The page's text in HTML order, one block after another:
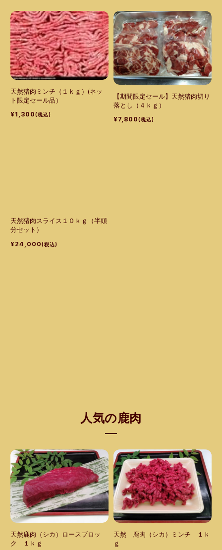
天然猪肉ミンチ（１ｋｇ）(ネッ
ト限定セール品）
¥1,300(税込)
【期間限定セール】天然猪肉切り
落とし（４ｋｇ）
¥7,800(税込)
天然猪肉スライス１０ｋｇ（半頭
分セット）
¥24,000(税込)
人気の鹿肉
天然鹿肉（シカ）ロースブロッ
ク １ｋｇ
天然 鹿肉（シカ）ミンチ １ｋ
ｇ